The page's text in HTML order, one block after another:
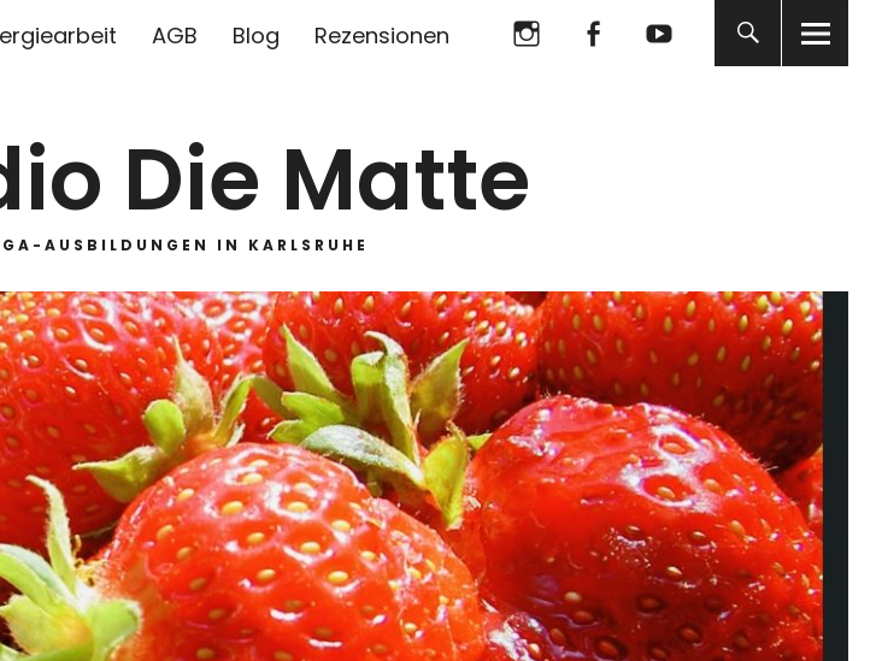
AGB Blog Rezensionen
Die Matte
AUSBILDUNGEN IN KARLSRUHE
InstagramFacebook